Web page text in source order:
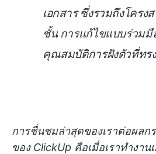
เอกสาร ซึ่งรวมถึงโครง
ชั้น การแก้ไขแบบร่วมมื
คุณสมบัติการฝังตัวที่ทร
การชื่นชมล่าสุดของเราต่อผลก
ของ ClickUp คือเมื่อเราทำงา